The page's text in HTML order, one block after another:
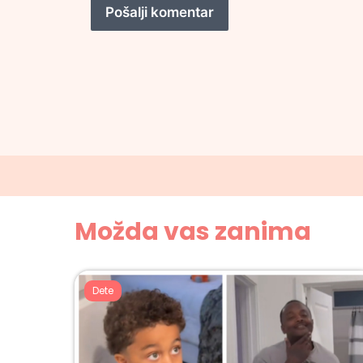
Možda vas zanima
Dete